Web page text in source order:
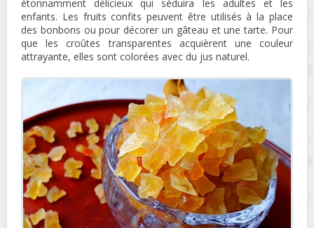
étonnamment délicieux qui séduira les adultes et les
enfants. Les fruits confits peuvent être utilisés à la place
des bonbons ou pour décorer un gâteau et une tarte. Pour
que les croûtes transparentes acquièrent une couleur
attrayante, elles sont colorées avec du jus naturel.